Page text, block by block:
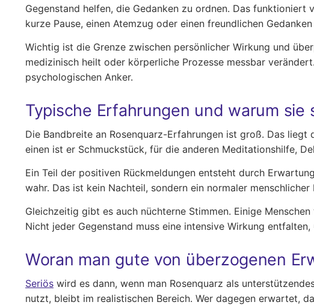
Gegenstand helfen, die Gedanken zu ordnen. Das
kurze Pause, einen Atemzug oder einen freundlichen
Wichtig ist die Grenze zwischen persönlicher Wirkung und
medizinisch heilt oder körperliche Prozesse messbar
psychologischen Anker.
Typische Erfahrungen und warum sie
Die Bandbreite an Rosenquarz-Erfahrungen ist groß. Das
einen ist er Schmuckstück, für die anderen Meditationshilfe,
Ein Teil der positiven Rückmeldungen entsteht durch
wahr. Das ist kein Nachteil, sondern ein normaler
Gleichzeitig gibt es auch nüchterne Stimmen. Einige
Nicht jeder Gegenstand muss eine intensive Wirkung
Woran man gute von überzogenen
Seriös wird es dann, wenn man Rosenquarz als
nutzt, bleibt im realistischen Bereich. Wer dagegen erwartet,